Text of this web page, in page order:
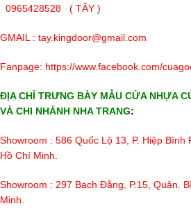
0965428528 ( TÂY )
GMAIL : tay.kingdoor@gmail.com
Fanpage: https://www.facebook.com/
ĐỊA CHỈ TRƯNG BÀY MẪU CỬA NHỰA
VÀ CHI NHÁNH NHA TRANG:
Showroom : 586 Quốc Lộ 13, P. Hiệp
Hồ Chí Minh.
Showroom : 297 Bạch Đằng, P.15, Quận.
Minh.